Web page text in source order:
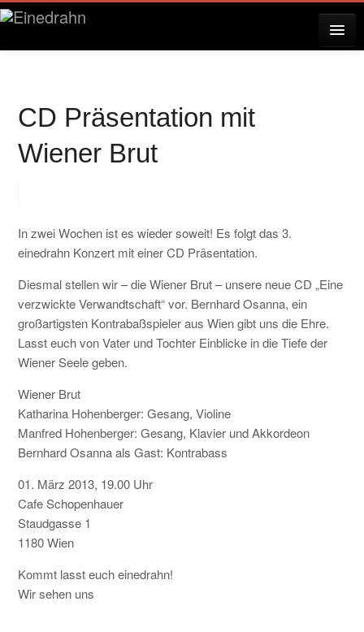
ÜBER EINEDRAHN
PRESSE
CD Präsentation mit
Wiener Brut
In zwei Wochen ist es wieder soweit! Es folgt das 3.
einedrahn Konzert mit einer CD Präsentation.
Diesmal stellen wir – die Wiener Brut – unsere neue CD „Eine
verzwickte Verwandtschaft“ vor. Bernhard Osanna, ein
großartigsten Kontrabaßspieler aus Wien gibt uns die Ehre.
Lasst euch von Vater und Tochter Einblicke in die Tiefe der
Wiener Seele geben.
Wiener Brut
Katharina Hohenberger: Gesang, Violine
Manfred Hohenberger: Gesang, Klavier und Akkordeon
Bernhard Osanna als Gast: Kontrabass
01. März 2013, 19.00 Uhr
Cafe Schopenhauer
Staudgasse 1
1180 Wien
Kommt lasst euch einedrahn!
Wir sehen uns